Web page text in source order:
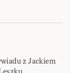
z Jackiem